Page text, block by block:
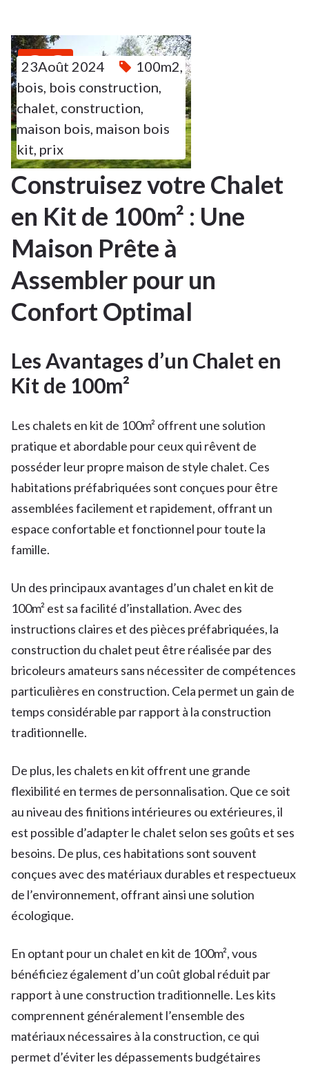
23
AOÛT
2024
23Août 2024 100m2
bois bois construction
chalet construction
maison bois maison bois
kit prix
Construisez votre Chalet
en Kit de 100m² : Une
Maison Prête à
Assembler pour un
Confort Optimal
Les Avantages d’un Chalet en
Kit de 100m²
Les chalets en kit de 100m² offrent une solution
pratique et abordable pour ceux qui rêvent de
posséder leur propre maison de style chalet. Ces
habitations préfabriquées sont conçues pour être
assemblées facilement et rapidement, offrant un
espace confortable et fonctionnel pour toute la
famille.
Un des principaux avantages d’un chalet en kit de
100m² est sa facilité d’installation. Avec des
instructions claires et des pièces préfabriquées, la
construction du chalet peut être réalisée par des
bricoleurs amateurs sans nécessiter de compétences
particulières en construction. Cela permet un gain de
temps considérable par rapport à la construction
traditionnelle.
De plus, les chalets en kit offrent une grande
flexibilité en termes de personnalisation. Que ce soit
au niveau des finitions intérieures ou extérieures, il
est possible d’adapter le chalet selon ses goûts et ses
besoins. De plus, ces habitations sont souvent
conçues avec des matériaux durables et respectueux
de l’environnement, offrant ainsi une solution
écologique.
En optant pour un chalet en kit de 100m², vous
bénéficiez également d’un coût global réduit par
rapport à une construction traditionnelle. Les kits
comprennent généralement l’ensemble des
matériaux nécessaires à la construction, ce qui
permet d’éviter les dépassements budgétaires